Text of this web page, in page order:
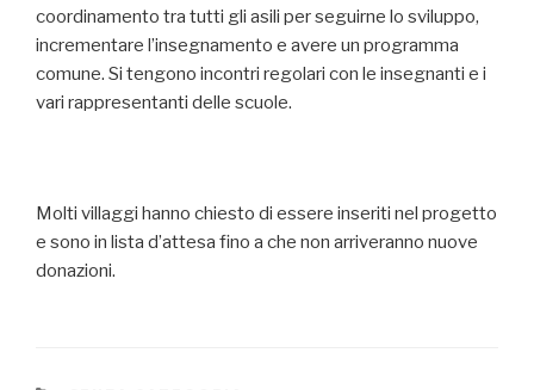
coordinamento tra tutti gli asili per seguirne lo sviluppo,
incrementare l’insegnamento e avere un programma
comune. Si tengono incontri regolari con le insegnanti e i
vari rappresentanti delle scuole.
Molti villaggi hanno chiesto di essere inseriti nel progetto
e sono in lista d’attesa fino a che non arriveranno nuove
donazioni.